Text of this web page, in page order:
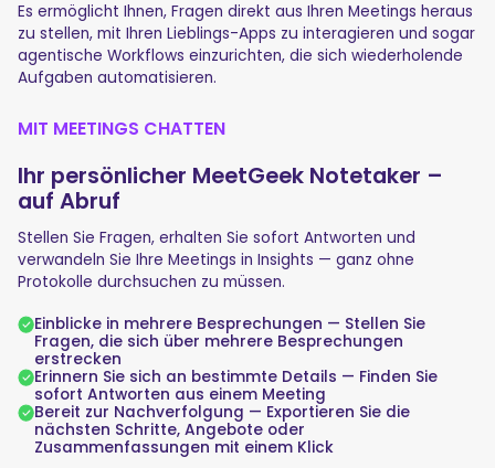
Es ermöglicht Ihnen, Fragen direkt aus Ihren Meetings heraus
zu stellen, mit Ihren Lieblings-Apps zu interagieren und sogar
agentische Workflows einzurichten, die sich wiederholende
Aufgaben automatisieren.
MIT MEETINGS CHATTEN
Ihr persönlicher MeetGeek Notetaker –
auf Abruf
Stellen Sie Fragen, erhalten Sie sofort Antworten und
verwandeln Sie Ihre Meetings in Insights — ganz ohne
Protokolle durchsuchen zu müssen.
Einblicke in mehrere Besprechungen — Stellen Sie
Fragen, die sich über mehrere Besprechungen
erstrecken
Erinnern Sie sich an bestimmte Details — Finden Sie
sofort Antworten aus einem Meeting
Bereit zur Nachverfolgung — Exportieren Sie die
nächsten Schritte, Angebote oder
Zusammenfassungen mit einem Klick